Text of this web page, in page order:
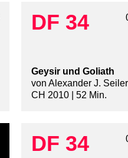
DF 34
Geysir und Goliath
von Alexander J. Seiler
CH 2010 | 52 Min.
DF 34